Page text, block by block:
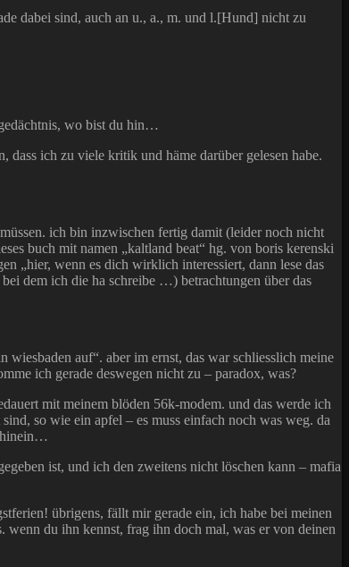
dabei sind, auch an u., a., m. und l.[Hund] nicht zu
wo bist du hin…
dass ich zu viele kritik und häme darüber gelesen habe.
ich bin inzwischen fertig damit (leider noch nicht
buch mit namen „kaltland beat“ hg. von boris kerenski
„hier, wenn es dich wirklich interessiert, dann lese das
dem ich die ha schreibe …) betrachtungen über das
auf“. aber im ernst, das war schliesslich meine
ich gerade deswegen nicht zu – paradox, was?
mit meinem blöden 56k-modem. und das werde ich
so wie ein apfel – es muss einfach noch was weg. da
ist, und ich den zweitens nicht löschen kann – mafia
übrigens, fällt mir gerade ein, ich habe bei meinen
wenn du ihn kennst, frag ihn doch mal, was er von deinen